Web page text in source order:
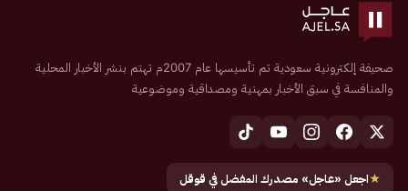
صحيفة إلكترونية سعودية تم تأسيسها عام 2007م تهتم بنشر الأخبار المحلية
والمنافسة في سبق الأخبار بمهنية ومصداقية وموضوعية
★اجعل «عاجل» مصدرك المفضل في قوقل